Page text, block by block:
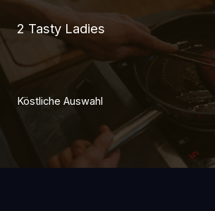
Inhalt
springen
2 Tasty Ladies
Köstliche Auswahl